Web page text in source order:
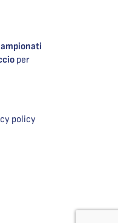
per
policy